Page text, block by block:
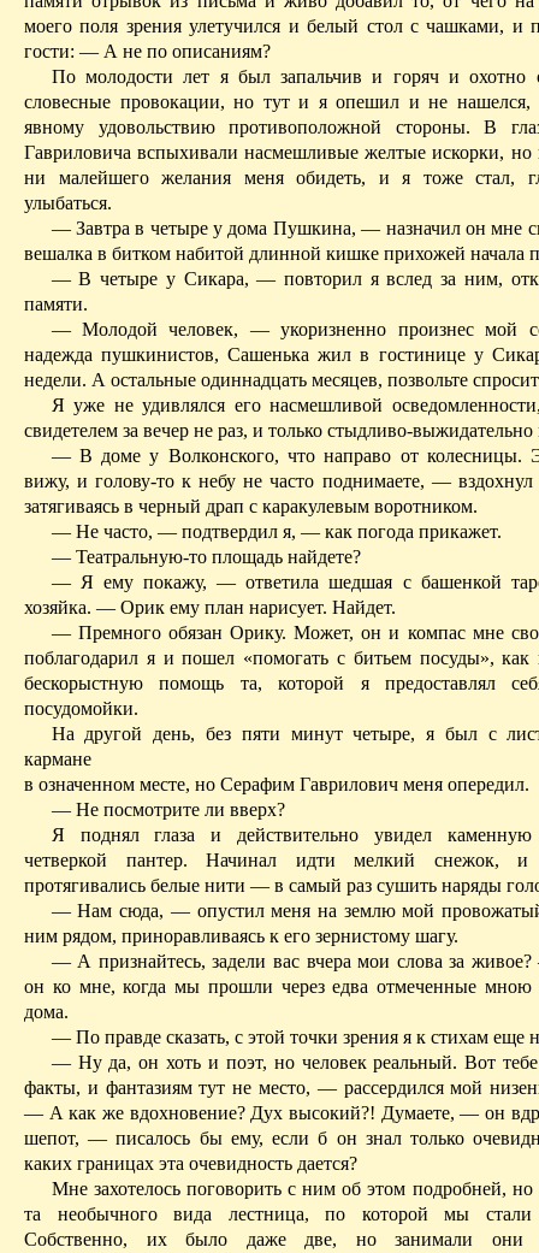
моего поля зрения улетучился и белый стол с чашками, и
гости: — А не по описаниям?
По молодости лет я был запальчив и горяч и охотно
словесные провокации, но тут и я опешил и не нашелся,
явному удовольствию противоположной стороны. В
Гавриловича вспыхивали насмешливые желтые искорки,
ни малейшего желания меня обидеть, и я тоже стал,
улыбаться.
— Завтра в четыре у дома Пушкина, — назначил он мне
вешалка в битком набитой длинной кишке прихожей начала
— В четыре у Сикара, — повторил я вслед за ним,
памяти.
— Молодой человек, — укоризненно произнес мой
надежда пушкинистов, Сашенька жил в гостинице у
недели. А остальные одиннадцать месяцев, позвольте
Я уже не удивлялся его насмешливой
свидетелем за вечер не раз, и только стыдливо-выжидательно
— В доме у Волконского, что направо от колесницы.
вижу, и голову-то к небу не часто поднимаете, —
затягиваясь в черный драп с каракулевым воротником.
— Не часто, — подтвердил я, — как погода прикажет.
— Театральную-то площадь найдете?
— Я ему покажу, — ответила шедшая с башенкой
хозяйка. — Орик ему план нарисует. Найдет.
— Премного обязанОрику. Может,он и компас мне
поблагодарил я и пошел «помогать с битьем посуды»,
бескорыстную помощь та, которой я предоставлял
посудомойки.
На другой день, без пяти минут четыре, я был с
кармане
в означенном месте, но Серафим Гаврилович меня опередил.
— Не посмотрите ли вверх?
Я поднял глаза и действительно увидел
четверкой пантер. Начинал идти мелкий снежок,
протягивались белые нити — в самый раз сушить наряды
— Нам сюда, — опустил меня на землю мой
ним рядом, приноравливаясь к его зернистому шагу.
— А признайтесь, задели вас вчера мои слова за
он ко мне, когда мы прошли через едва отмеченные мною
дома.
— По правде сказать, с этой точки зрения я к стихам еще
— Ну да, он хоть и поэт, но человек реальный. Вот тебе
факты, и фантазиям тут не место, — рассердился мой
— А как же вдохновение? Дух высокий?! Думаете, — он
шепот, — писалось бы ему, если б он знал только
каких границах эта очевидность дается?
Мне захотелось поговорить с ним об этом подробней, но
та необычного вида лестница, по которой мы стали
Собственно, их было даже две, но занимали они